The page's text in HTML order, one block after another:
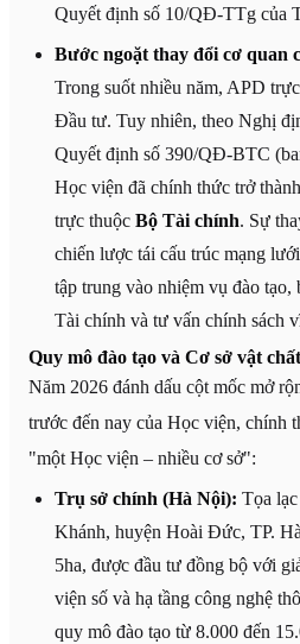
Quyết định số 10/QĐ-TTg của
Bước ngoặt thay đổi cơ quan
Trong suốt nhiều năm, APD
Đầu tư. Tuy nhiên, theo Nghị
Quyết định số 390/QĐ-BTC
Học viện đã chính thức trở
trực thuộc Bộ Tài chính. Sự
chiến lược tái cấu trúc mạng
tập trung vào nhiệm vụ đào tạo,
Tài chính và tư vấn chính sách
Quy mô đào tạo và Cơ sở vật
Năm 2026 đánh dấu cột mốc mở
trước đến nay của Học viện, chính
"một Học viện – nhiều cơ sở":
Trụ sở chính (Hà Nội): Tọa
Khánh, huyện Hoài Đức, TP.
5ha, được đầu tư đồng bộ với
viện số và hạ tầng công nghệ
quy mô đào tạo từ 8.000 đến